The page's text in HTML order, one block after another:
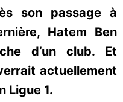
son passage à
Hatem Ben
d’un club. Et
actuellement
Ligue 1.